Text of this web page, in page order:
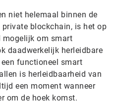
niet helemaal binnen de
blockchain, is het op
mogelijk om smart
daadwerkelijk herleidbare
functioneel smart
is herleidbaarheid van
een moment wanneer
om de hoek komst.